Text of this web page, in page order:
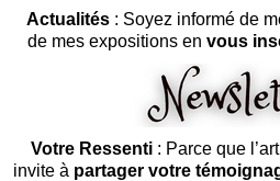
Actualités : Soyez informé de
de mes expositions en vous
Votre Ressenti: Parce que
invite à partager votre